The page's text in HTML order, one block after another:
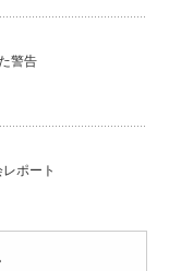
警告
ポート